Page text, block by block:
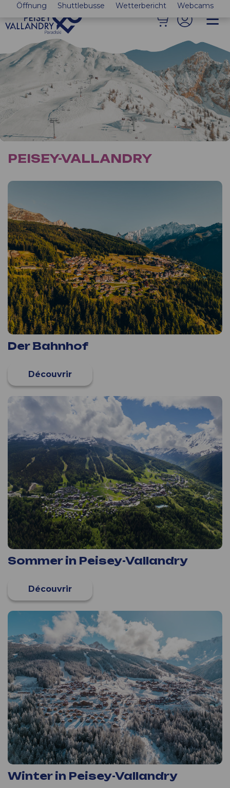
Öffnung Shuttlebusse Wetterbericht Webcams
PEISEY-VALLANDRY
Der Bahnhof
Sommer in Peisey-Vallandry
Winter in Peisey-Vallandry